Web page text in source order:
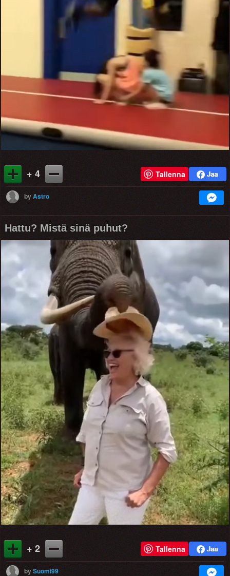
+ 4 Tallenna
byAstro
Hattu? Mistä sinä puhut?
+ 2 Tallenna
bySuomi99